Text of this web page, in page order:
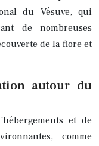
du Vésuve, qui
de nombreuses
de la flore et
autour du
et de
comme